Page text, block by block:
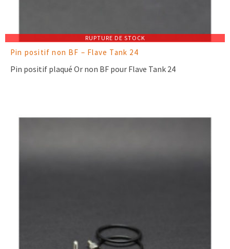
RUPTURE DE STOCK
Pin positif non BF – Flave Tank 24
Pin positif plaqué Or non BF pour Flave Tank 24